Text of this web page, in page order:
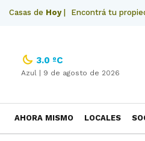
Casas de Hoy| Encontrá tu
3.0 ºC
Azul | 9 de agosto de 2026
AHORA MISMO LOCALES